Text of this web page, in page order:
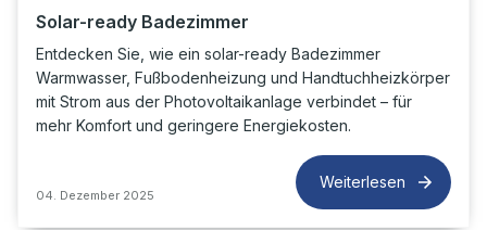
Solar-ready Badezimmer
Entdecken Sie, wie ein solar-ready Badezimmer
Warmwasser, Fußbodenheizung und Handtuchheizkörper
mit Strom aus der Photovoltaikanlage verbindet – für
mehr Komfort und geringere Energiekosten.
04. Dezember 2025
Weiterlesen